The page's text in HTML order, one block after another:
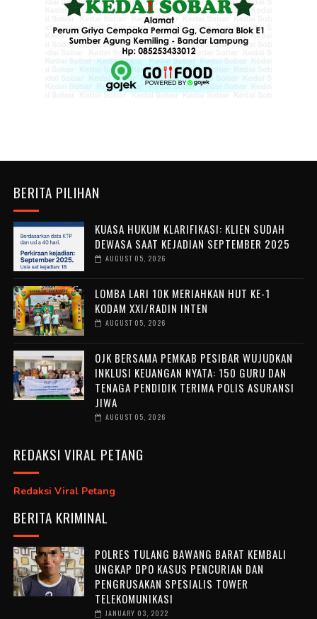
BERITA PILIHAN
KUASA HUKUM KLARIFIKASI: KLIEN SUDAH
DEWASA SAAT KEJADIAN SEPTEMBER 2025
AUGUST 05, 2026
LOMBA LARI 10K MERIAHKAN HUT KE-1
KODAM XXI/RADIN INTEN
AUGUST 05, 2026
OJK BERSAMA PEMKAB PESIBAR WUJUDKAN
INKLUSI KEUANGAN NYATA: 150 GURU DAN
TENAGA PENDIDIK TERIMA POLIS ASURANSI
JIWA
AUGUST 05, 2026
REDAKSI VIRAL PETANG
Redaksi Viral Petang
BERITA KRIMINAL
POLRES TULANG BAWANG BARAT KEMBALI
UNGKAP DPO KASUS PENCURIAN DAN
PENGRUSAKAN SPESIALIS TOWER
TELEKOMUNIKASI
JANUARY 03, 2022